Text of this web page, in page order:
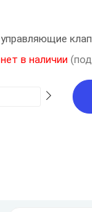
управляющие
нет в наличии